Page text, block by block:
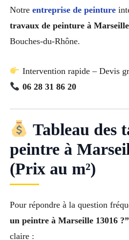
Notre entreprise de peinture
travaux de peinture à
Bouches-du-Rhône.
Intervention rapide – Devis
06 28 31 86 20
Tableau des
peintre à
(Prix au m²)
Pour répondre à la question
un peintre à Marseille 13016 ?”
claire :